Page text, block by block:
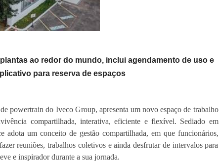
ao redor do mundo, inclui agendamento de uso e
para reserva de espaços
powertrain do Iveco Group, apresenta um novo espaço de trabalho
compartilhada, interativa, eficiente e flexível. Sediado em
adota um conceito de gestão compartilhada, em que funcionários,
reuniões, trabalhos coletivos e ainda desfrutar de intervalos para
e inspirador durante a sua jornada.